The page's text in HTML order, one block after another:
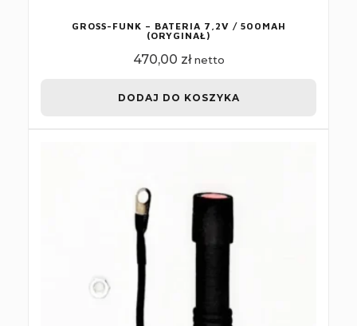
GROSS-FUNK – BATERIA 7,2V / 500MAH
(ORYGINAŁ)
470,00 zł netto
DODAJ DO KOSZYKA